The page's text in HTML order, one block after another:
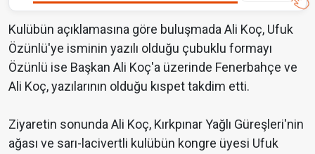
Kulübün açıklamasına göre buluşmada Ali Koç, Ufuk
Özünlü'ye isminin yazılı olduğu çubuklu formayı
Özünlü ise Başkan Ali Koç'a üzerinde Fenerbahçe ve
Ali Koç, yazılarının olduğu kıspet takdim etti.
Ziyaretin sonunda Ali Koç, Kırkpınar Yağlı Güreşleri'nin
ağası ve sarı-lacivertli kulübün kongre üyesi Ufuk